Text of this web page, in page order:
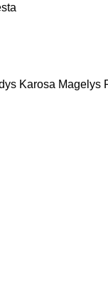
Karosa Magelys